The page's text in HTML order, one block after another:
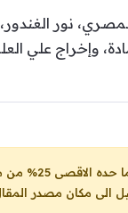
نور الغندور،
وإخراج علي
المؤلف والناشر ووضع رابط
الى مكان مصدر